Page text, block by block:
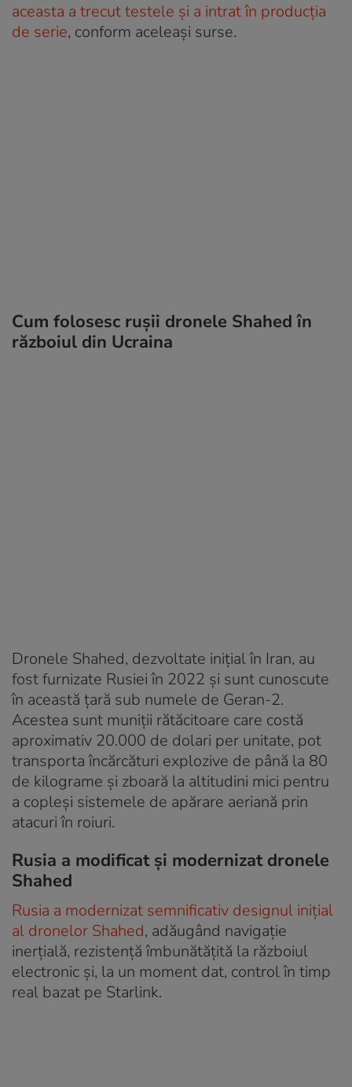
aceasta a trecut testele și a intrat în producția
de serie, conform aceleași surse.
Cum folosesc rușii dronele Shahed în
războiul din Ucraina
Dronele Shahed, dezvoltate inițial în Iran, au
fost furnizate Rusiei în 2022 și sunt cunoscute
în această țară sub numele de Geran-2.
Acestea sunt muniții rătăcitoare care costă
aproximativ 20.000 de dolari per unitate, pot
transporta încărcături explozive de până la 80
de kilograme și zboară la altitudini mici pentru
a copleși sistemele de apărare aeriană prin
atacuri în roiuri.
Rusia a modificat și modernizat dronele
Shahed
Rusia a modernizat semnificativ designul inițial
al dronelor Shahed, adăugând navigație
inerțială, rezistență îmbunătățită la războiul
electronic și, la un moment dat, control în timp
real bazat pe Starlink.